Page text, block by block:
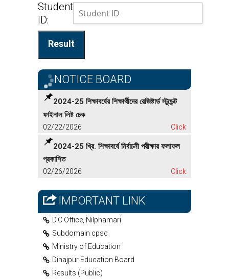
Student
ID:
NOTICE BOARD
2024-25 শিক্ষাবর্ষের শিক্ষার্থীদের রেজিষ্টার্ড স্টুডেন্ট
ফাইনাল লিষ্ট চেক
02/22/2026 Click
2024-25 খ্রি. শিক্ষাবর্ষে নির্বাচনী পরীক্ষার ফলাফল
প্রকাশিত
02/26/2026 Click
IMPORTANT LINK
D.C Office, Nilphamari
Subdomain cpsc
Ministry of Education
Dinajpur Education Board
Results (Public)